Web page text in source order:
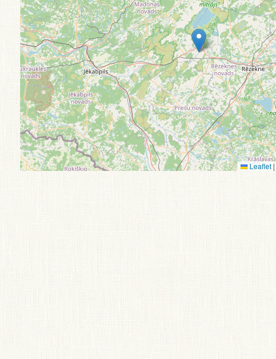
Leaflet |